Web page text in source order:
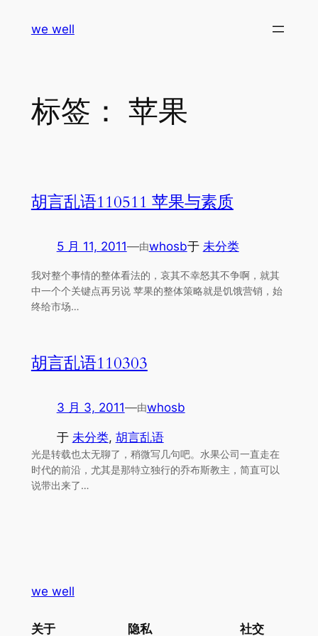
we well
标签： 苹果
胡言乱语110511 苹果与素质
5 月 11, 2011—由whosb于 未分类
我对整个事情的整体看法的，哀其不幸怒其不争啊，就其
中一个个关键点再另说 苹果的整体策略就是饥饿营销，始
终给市场…
胡言乱语110303
3 月 3, 2011—由whosb
于 未分类, 胡言乱语
光是转载也太无聊了，稍微写几句吧。水果公司一直走在
时代的前沿，尤其是那特立独行的乔布斯教主，简直可以
说带出来了…
we well
关于 隐私 社交